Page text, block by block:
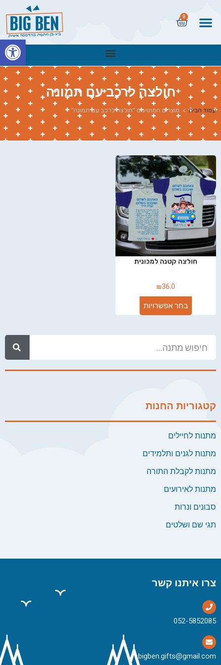
0
חולצה לרכב עם תמונה
עמוד הבית > מוצרים המתויגים “חולצה לרכב עם תמונה”
קטגוריות החנות
מתנות לחיילים
מתנות לגנים ותלמידים
מתנות לקבלת התורה
מתנות לאירועים
סבונים ונרות
תגי שם ושלטים
חולצה קטנה למכונית
₪36.0
בחר אפשרויות
צרו איתנו קשר
bigben.gifts@gmail.com